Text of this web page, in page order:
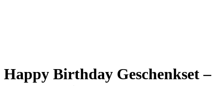
Happy Birthday Geschenkset –